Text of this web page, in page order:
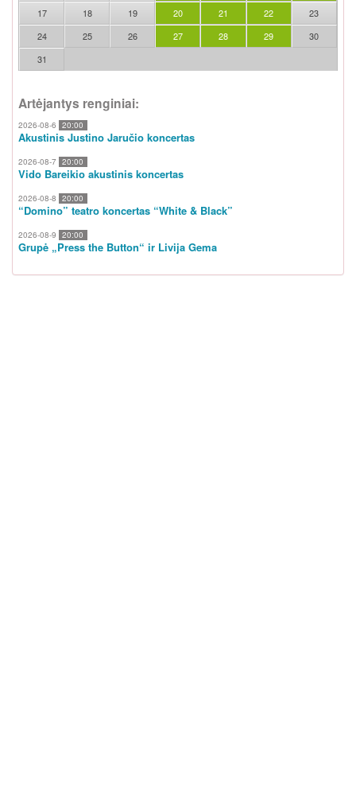
17 18 19 20 21 22
23
24
25 26 27 28 29
30
31
Artėjantys renginiai:
2026-08-6 20:00
Akustinis Justino Jaručio koncertas
2026-08-7 20:00
Vido Bareikio akustinis koncertas
2026-08-8 20:00
“Domino” teatro koncertas “White & Black”
2026-08-9 20:00
Grupė „Press the Button“ ir Livija Gema